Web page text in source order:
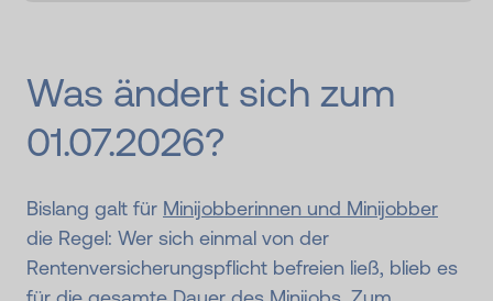
Was ändert sich zum
01.07.2026?
Bislang galt für Minijobberinnen und Minijobber
die Regel: Wer sich einmal von der
Rentenversicherungspflicht befreien ließ, blieb es